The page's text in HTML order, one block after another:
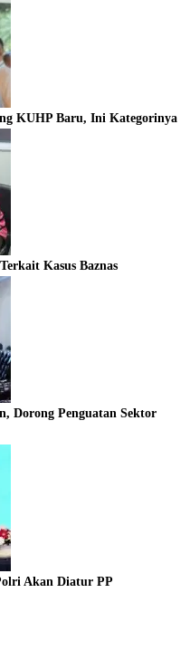
KUHP Baru, Ini Kategorinya
Kasus Baznas
Dorong Penguatan Sektor
Akan Diatur PP